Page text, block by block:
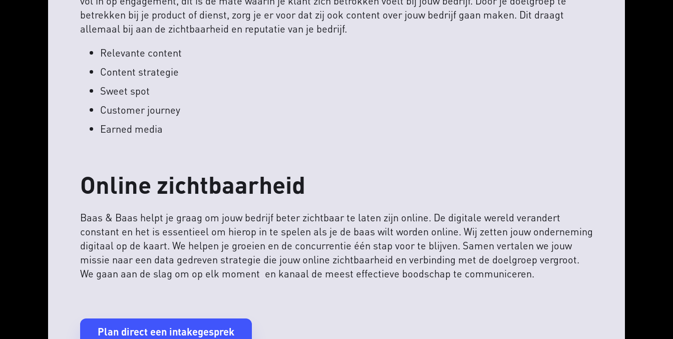
betrekken bij je product of dienst, zorg je er voor dat zij ook content over jouw bedrijf gaan maken. Dit draagt
allemaal bij aan de zichtbaarheid en reputatie van je bedrijf.
Relevante content
Content strategie
Sweet spot
Customer journey
Earned media
Online zichtbaarheid
Baas & Baas helpt je graag om jouw bedrijf beter zichtbaar te laten zijn online. De digitale wereld verandert
constant en het is essentieel om hierop in te spelen als je de baas wilt worden online. Wij zetten jouw onderneming
digitaal op de kaart. We helpen je groeien en de concurrentie één stap voor te blijven. Samen vertalen we jouw
missie naar een data gedreven strategie die jouw online zichtbaarheid en verbinding met de doelgroep vergroot.
We gaan aan de slag om op elk moment en kanaal de meest effectieve boodschap te communiceren.
Plan direct een intakegesprek